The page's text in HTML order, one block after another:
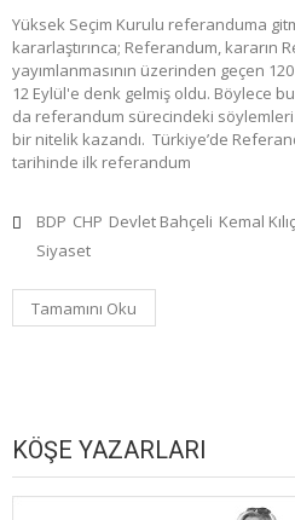
Yüksek Seçim Kurulu referanduma
kararlaştırınca; Referandum, kararın
yayımlanmasının üzerinden geçen
12 Eylül'e denk gelmiş oldu. Böylece
da referandum sürecindeki
bir nitelik kazandı. Türkiye’de
tarihinde ilk referandum
BDP CHP Devlet Bahçeli Kemal
Siyaset
Tamamını Oku
KÖŞE YAZARLARI